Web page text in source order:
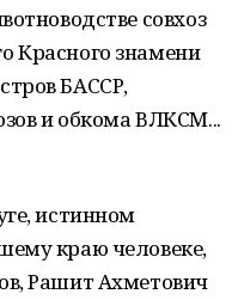
совхоз
Красного знамени
БАССР,
и обкома ВЛКСМ...
истинном
краю человеке,
Рашит Ахметович